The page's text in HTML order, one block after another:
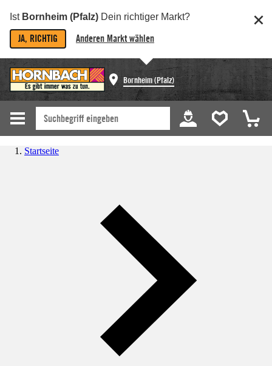
Ist Bornheim (Pfalz) Dein richtiger Markt?
JA, RICHTIG Anderen Markt wählen
Bornheim (Pfalz)
Startseite